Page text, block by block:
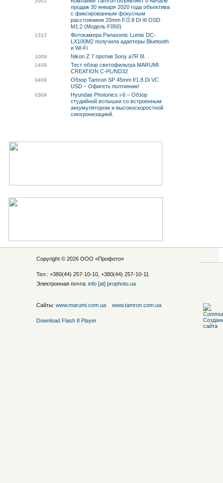
продаж 30 января 2020 года объектива
с фиксированным фокусным
расстоянием 20mm F/2.8 Di III OSD
M1:2 (Модель F050)
1312
Фотокамера Panasonic Lumix DC-
LX100M2 получила адаптеры Bluetooth
и Wi-Fi
1009 Nikon Z 7 против Sony a7R III.
1409
Тест обзор светофильтра MARUMI
CREATION C-PL/ND32
0409
Обзор Tamron SP 45mm f/1.8 Di VC
USD – Офигеть полтинник!
0309
Hyundae Photonics i-6 – Обзор
студийной вспышки со встроенным
аккумулятором и высокоскоростной
синхронизацией.
Copyright © 2026 ООО «Профото»
Тел.: +380(44) 257-10-10, +380(44) 257-10-11
Электронная почта: info [at] prophoto.ua
Сайты: www.marumi.com.ua www.tamron.com.ua
Download Flash 8 Player